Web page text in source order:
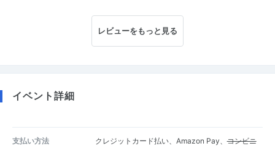
レビューをもっと見る
イベント詳細
支払い方法 クレジットカード払い、Amazon Pay、コンビニ